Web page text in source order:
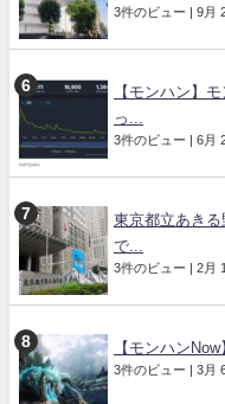
3件のビュー 9月
【モンハン】
っ...
3件のビュー 6月
東京都立あき
で...
3件のビュー 2月
【モンハン
3件のビュー 3月